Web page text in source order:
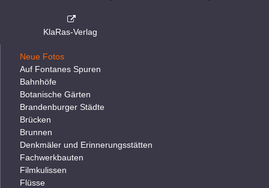
KlaRas-Verlag
Neue Fotos
Auf Fontanes Spuren
Bahnhöfe
Botanische Gärten
Brandenburger Städte
Brücken
Brunnen
Denkmäler und Erinnerungsstätten
Fachwerkbauten
Filmkulissen
Flüsse